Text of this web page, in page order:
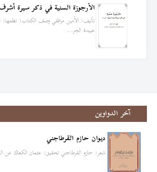
الأرجوزة السنية في ذكر سيرة
تأليف: الأمين موافقي وصف الكتاب: نظمها:
عبيدة الجز…
آخر الدواوين
ديوان حازم القرطاجني
شعر: حازم القرطاجني تحقيق: عثمان الكعاك عن